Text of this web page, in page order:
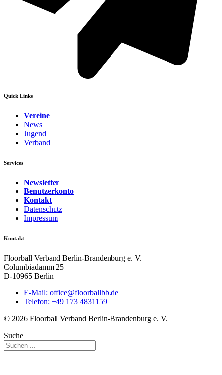
Quick Links
Vereine
News
Jugend
Verband
Services
Newsletter
Benutzerkonto
Kontakt
Datenschutz
Impressum
Kontakt
Floorball Verband Berlin-Brandenburg e. V.
Columbiadamm 25
D-10965 Berlin
E-Mail: ed.bbllabroolf@eciffo
Telefon: +49 173 4831159
© 2026 Floorball Verband Berlin-Brandenburg e. V.
Suche